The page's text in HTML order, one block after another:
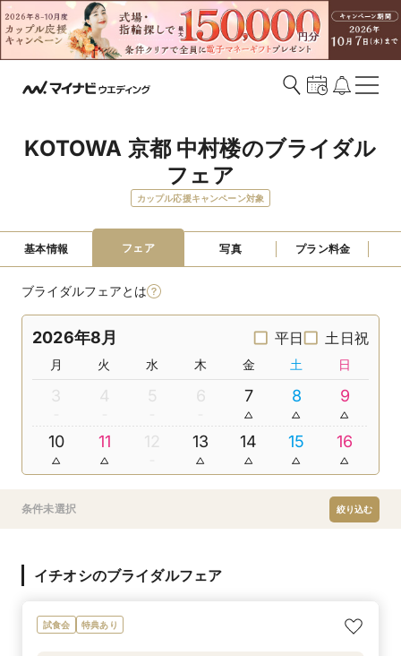
KOTOWA 京都 中村楼のブライダル
フェア
カップル応援キャンペーン対象
基本情報 フェア 写真 プラン料金
ブライダルフェアとは
2026年8月 平日 土日祝
月 火 水 木 金 土 日
3 4 5 6 7 8 9
10 11 12 13 14 15 16
条件未選択 絞り込む
イチオシのブライダルフェア
試食会 特典あり